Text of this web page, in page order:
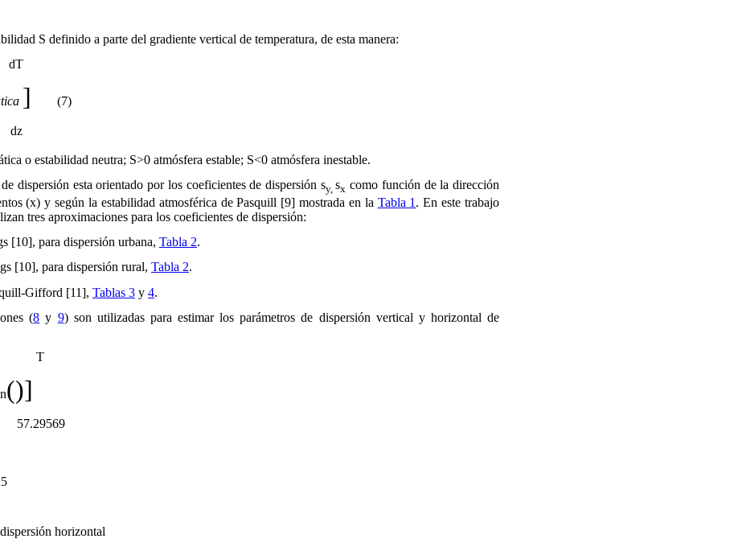
S definido a parte del gradiente vertical de temperatura, de esta manera:
] (7)
o estabilidad neutra; S>0 atmósfera estable; S<0 atmósfera inestable.
dispersión esta orientado por los coeficientes de dispersión sy,sx como función de la dirección
(x) y según la estabilidad atmosférica de Pasquill [9] mostrada en la Tabla 1 . En este trabajo
tres aproximaciones para los coeficientes de dispersión:
[10], para dispersión urbana, Tabla 2.
[10], para dispersión rural, Tabla 2.
Gifford [11], Tablas 3 y 4.
(8 y 9) son utilizadas para estimar los parámetros de dispersión vertical y horizontal de
()]
horizontal